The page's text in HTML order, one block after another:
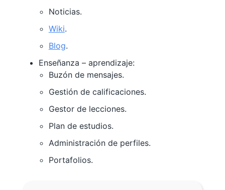
Noticias.
Wiki.
Blog.
Enseñanza – aprendizaje:
Buzón de mensajes.
Gestión de calificaciones.
Gestor de lecciones.
Plan de estudios.
Administración de perfiles.
Portafolios.